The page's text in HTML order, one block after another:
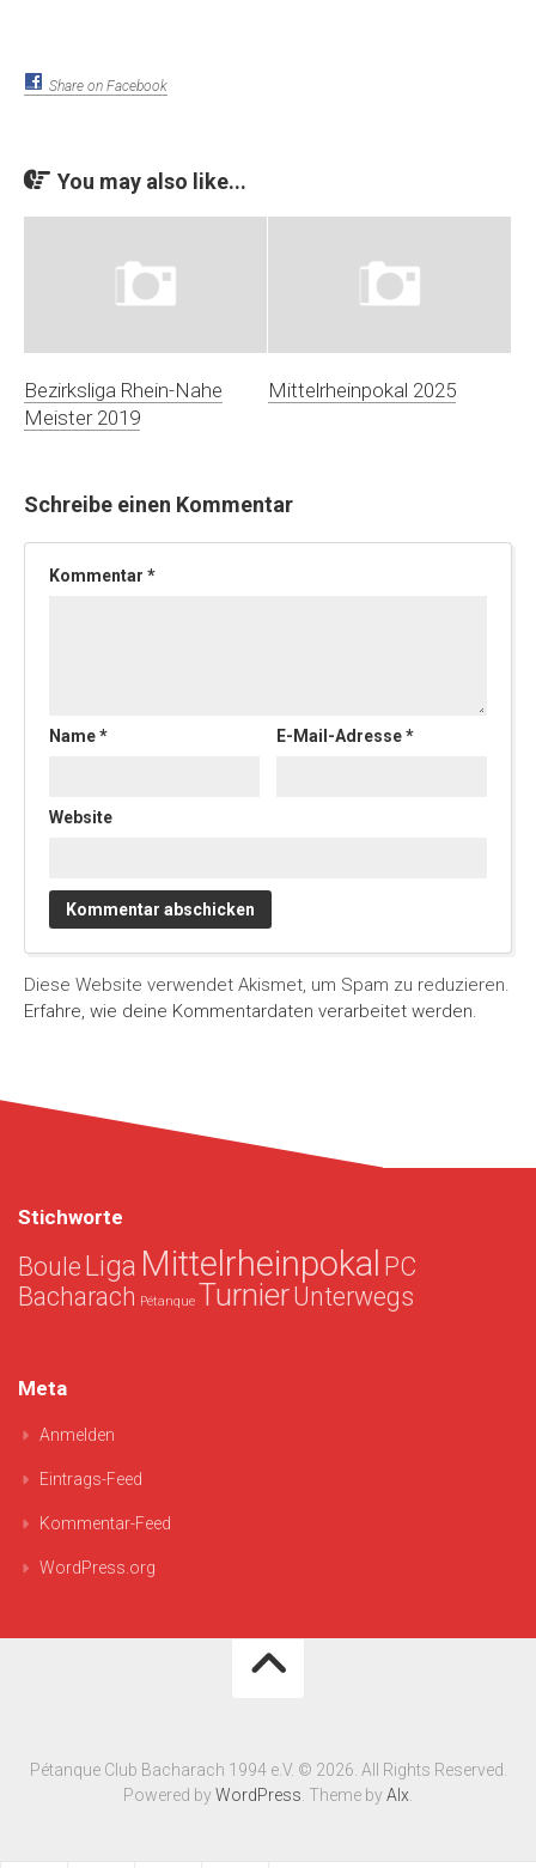
Share on Facebook
You may also like...
Bezirksliga Rhein-Nahe
Meister 2019
Mittelrheinpokal 2025
Schreibe einen Kommentar
Kommentar *
Name* E-Mail-Adresse*
Website
Diese Website verwendet Akismet, um Spam zu reduzieren.
Erfahre, wie deine Kommentardaten verarbeitet werden.
Stichworte
Boule Liga Mittelrheinpokal PC
Bacharach Pétanque TurnierUnterwegs
Meta
Anmelden
Eintrags-Feed
Kommentar-Feed
WordPress.org
Pétanque Club Bacharach 1994 e.V. © 2026. All Rights Reserved.
Powered byWordPress . Theme byAlx